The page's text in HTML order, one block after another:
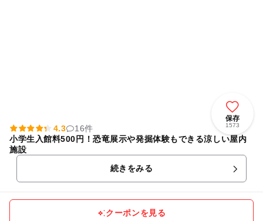
保存
1573
4.3
16件
小学生入館料500円！恐竜展示や発掘体験もできる涼しい屋内
施設
続きをみる
クーポンを見る